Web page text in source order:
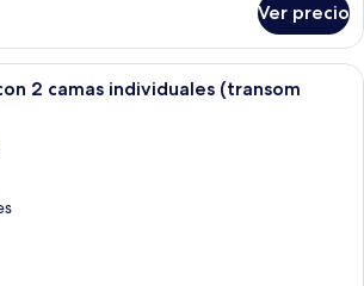
Ver precio
Una habitación de hotel moderna
2 camas individuales (transom